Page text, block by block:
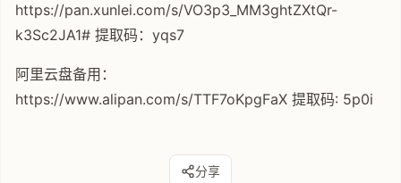
https://pan.xunlei.com/s/VO3p3_MM3ghtZXtQr-
k3Sc2JA1# 提取码：yqs7
阿里云盘备用：
https://www.alipan.com/s/TTF7oKpgFaX 提取码: 5p0i
分享